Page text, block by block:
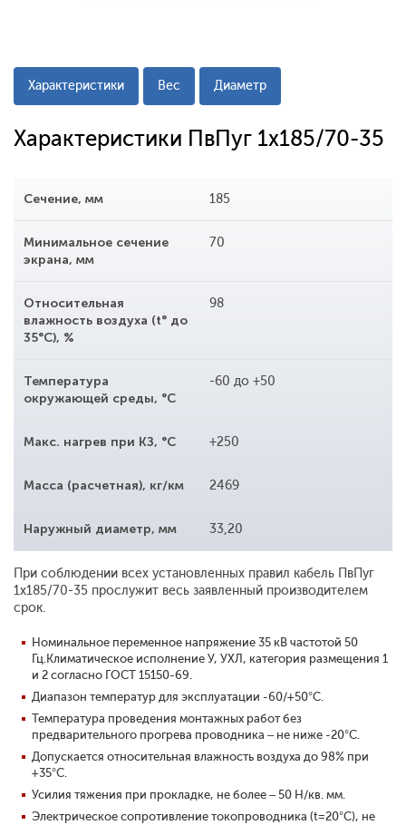
Характеристики Вес Диаметр
Характеристики ПвПуг 1x185/70-35
Сечение, мм 185
Минимальное сечение
экрана, мм
70
Относительная
влажность воздуха (t° до
35°С), %
98
Температура
окружающей среды, °С
-60 до +50
Макс. нагрев при КЗ, °С +250
Масса (расчетная), кг/км 2469
Наружный диаметр, мм 33,20
При соблюдении всех установленных правил кабель ПвПуг
1x185/70-35 прослужит весь заявленный производителем
срок.
Номинальное переменное напряжение 35 кВ частотой 50
Гц.Климатическое исполнение У, УХЛ, категория размещения 1
и 2 согласно ГОСТ 15150-69.
Диапазон температур для эксплуатации -60/+50°С.
Температура проведения монтажных работ без
предварительного прогрева проводника – не ниже -20°С.
Допускается относительная влажность воздуха до 98% при
+35°С.
Усилия тяжения при прокладке, не более – 50 Н/кв. мм.
Электрическое сопротивление токопроводника (t=20°С), не